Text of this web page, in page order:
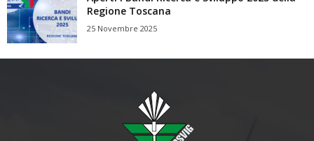
Regione Toscana
25 Novembre 2025